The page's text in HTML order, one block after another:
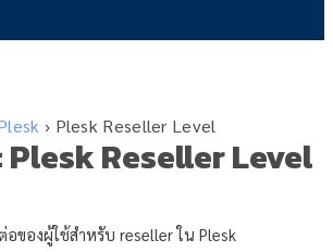
› Plesk Reseller Level
Reseller Level
อของผู้ใช้สำหรับ reseller ใน Plesk